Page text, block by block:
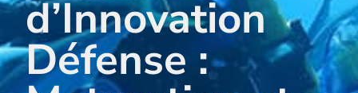
d’Innovation
Défense :